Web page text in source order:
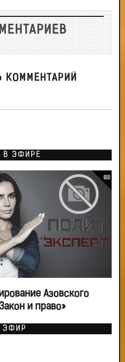
КОММЕНТАРИЙ
В ЭФИРЕ
Азовского
и право»
ЭФИР